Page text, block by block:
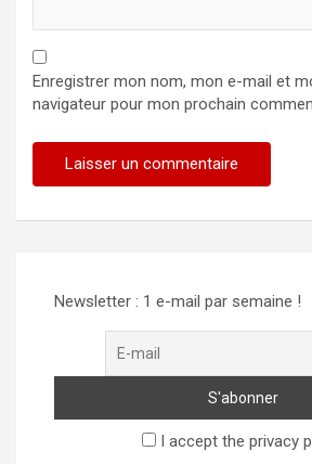
Enregistrer mon nom, mon e-mail et
navigateur pour mon prochain
Newsletter : 1 e-mail par semaine !
I accept the privacy